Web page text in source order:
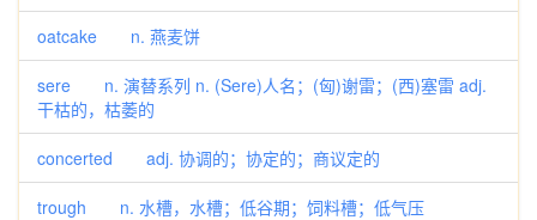
oatcake n. 燕麦饼
sere n. 演替系列 n. (Sere)人名；(匈)谢雷；(西)塞雷 adj.
干枯的，枯萎的
concerted adj. 协调的；协定的；商议定的
trough n. 水槽，水槽；低谷期；饲料槽；低气压